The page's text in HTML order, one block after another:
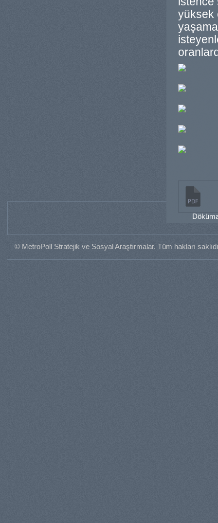
yüksek
© MetroPoll Stratejik ve Sosyal Araştırmalar. Tüm hakları